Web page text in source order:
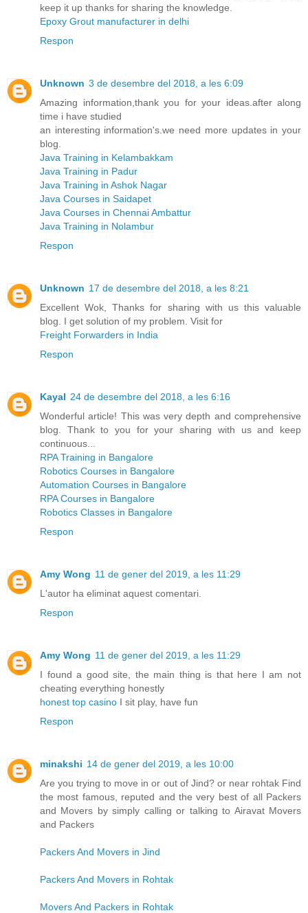
keep it up thanks for sharing the knowledge.
Epoxy Grout manufacturer in delhi
Respon
Unknown 3 de desembre del 2018, a les 6:09
Amazing information,thank you for your ideas.after along
time i have studied
an interesting information's.we need more updates in your
blog.
Java Training in Kelambakkam
Java Training in Padur
Java Training in Ashok Nagar
Java Courses in Saidapet
Java Courses in Chennai Ambattur
Java Training in Nolambur
Respon
Unknown 17 de desembre del 2018, a les 8:21
Excellent Wok, Thanks for sharing with us this valuable
blog. I get solution of my problem. Visit for
Freight Forwarders in India
Respon
Kayal 24 de desembre del 2018, a les 6:16
Wonderful article! This was very depth and comprehensive
blog. Thank to you for your sharing with us and keep
continuous...
RPA Training in Bangalore
Robotics Courses in Bangalore
Automation Courses in Bangalore
RPA Courses in Bangalore
Robotics Classes in Bangalore
Respon
Amy Wong 11 de gener del 2019, a les 11:29
L'autor ha eliminat aquest comentari.
Respon
Amy Wong 11 de gener del 2019, a les 11:29
I found a good site, the main thing is that here I am not
cheating everything honestly
honest top casino I sit play, have fun
Respon
minakshi 14 de gener del 2019, a les 10:00
Are you trying to move in or out of Jind? or near rohtak Find
the most famous, reputed and the very best of all Packers
and Movers by simply calling or talking to Airavat Movers
and Packers
Packers And Movers in Jind
Packers And Movers in Rohtak
Movers And Packers in Rohtak